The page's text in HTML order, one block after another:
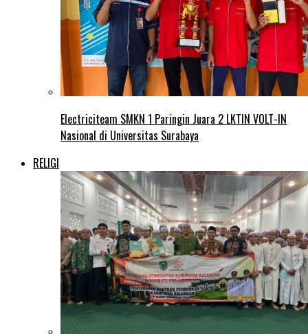
Electriciteam SMKN 1 Paringin Juara 2 LKTIN VOLT-IN
Nasional di Universitas Surabaya
RELIGI